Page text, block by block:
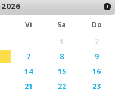
2026
Vi Sa
Do
1
2
7 8
9
14 15
16
21 22
23